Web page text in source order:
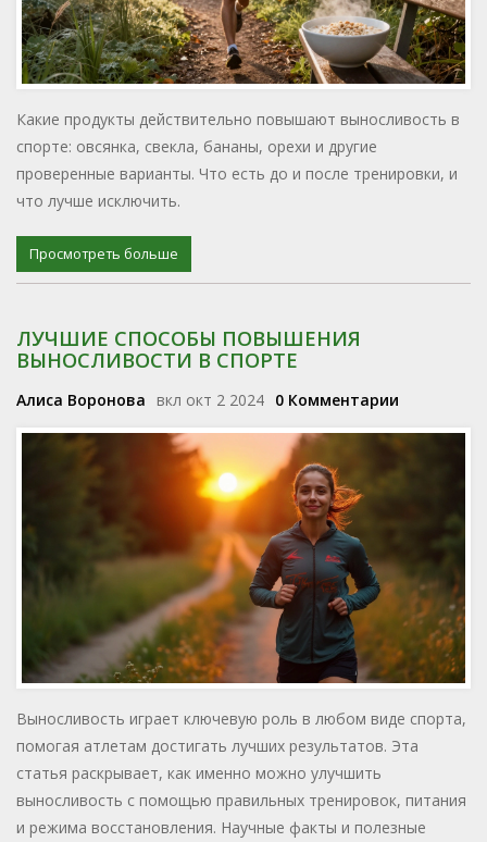
Какие продукты действительно повышают выносливость в
спорте: овсянка, свекла, бананы, орехи и другие
проверенные варианты. Что есть до и после тренировки, и
что лучше исключить.
Просмотреть больше
ЛУЧШИЕ СПОСОБЫ ПОВЫШЕНИЯ
ВЫНОСЛИВОСТИ В СПОРТЕ
Алиса Воронова вкл окт 2 2024 0 Комментарии
Выносливость играет ключевую роль в любом виде спорта,
помогая атлетам достигать лучших результатов. Эта
статья раскрывает, как именно можно улучшить
выносливость с помощью правильных тренировок, питания
и режима восстановления. Научные факты и полезные